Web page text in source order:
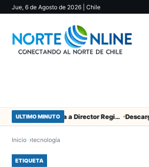
Jue, 6 de Agosto de 2026 | Chile
ULTIMO MINUTO SERNAC pidió la renuncia a Director Regional (s) de Arica por contratar solo a militantes del Gobierno
Inicio tecnología
ETIQUETA